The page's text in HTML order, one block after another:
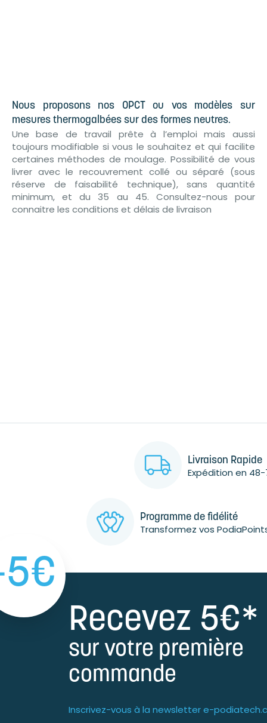
Nous proposons nos OPCT ou vos modèles sur
mesures thermogalbées sur des formes neutres.
Une base de travail prête à l’emploi mais aussi
toujours modifiable si vous le souhaitez et qui facilite
certaines méthodes de moulage. Possibilité de vous
livrer avec le recouvrement collé ou séparé (sous
réserve de faisabilité technique), sans quantité
minimum, et du 35 au 45. Consultez-nous pour
connaitre les conditions et délais de livraison
Livraison Rapide
Expédition en 48-
Programme de fidélité
Transformez vos
Recevez 5€*
sur votre première
commande
Inscrivez-vous à la newsletter e-